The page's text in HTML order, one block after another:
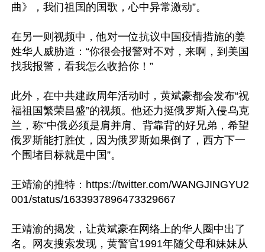
曲》，我们祖国的国歌，心中异常激动”。
在另一则视频中，他对一位抗议中国疫情措施的姜
姓华人威胁道：“你很会报警对不对，来啊，到美国
找我报警，看我怎么收拾你！”
此外，在中共建政周年活动时，黄斌豪都会发布“祝
福祖国繁荣昌盛”的视频。他还力挺俄罗斯入侵乌克
兰，称“中俄必须是肩并肩、背靠背的好兄弟，希望
俄罗斯能打胜仗，因为俄罗斯如果倒了，西方下一
个围堵目标就是中国”。
王靖渝的推特：https://twitter.com/WANGJINGYU2
001/status/1633937896473329667
王靖渝的揭发，让黄斌豪在网络上的华人圈中出了
名。网友搜索发现，黄警官1991年随父母和妹妹从